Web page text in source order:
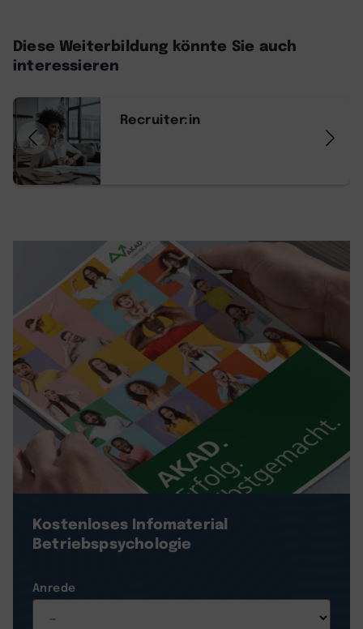
Diese Weiterbildung könnte Sie auch
interessieren
Recruiter:in
Kostenloses Infomaterial
Betriebspsychologie
Anrede